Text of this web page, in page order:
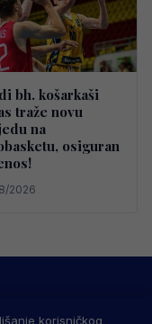
bh. košarkaši
traže novu
na
osiguran
2026
KORIŠTENJA
korisničkog